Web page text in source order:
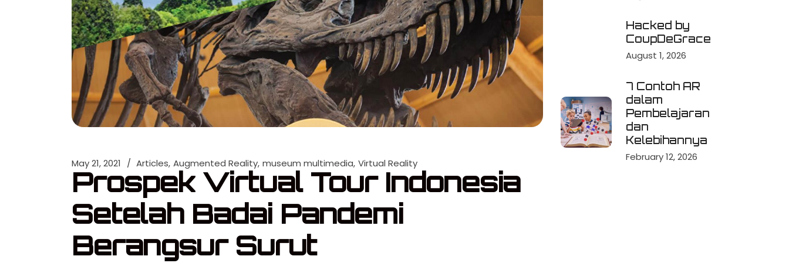
May 21, 2021 Articles Augmented Reality museum multimedia Virtual Reality
Prospek Virtual Tour Indonesia
Setelah Badai Pandemi
Berangsur Surut
Hacked by
CoupDeGrace
August 1, 2026
7 Contoh AR
dalam
Pembelajaran
dan
Kelebihannya
February 12, 2026